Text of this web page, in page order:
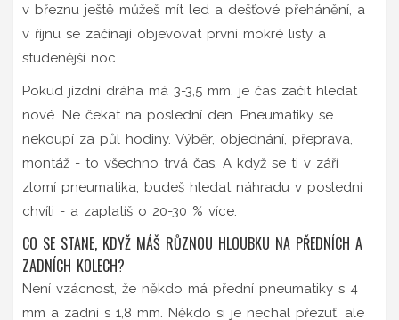
v březnu ještě můžeš mít led a dešťové přehánění, a
v říjnu se začínají objevovat první mokré listy a
studenější noc.
Pokud jízdní dráha má 3-3,5 mm, je čas začít hledat
nové. Ne čekat na poslední den. Pneumatiky se
nekoupí za půl hodiny. Výběr, objednání, přeprava,
montáž - to všechno trvá čas. A když se ti v září
zlomí pneumatika, budeš hledat náhradu v poslední
chvíli - a zaplatíš o 20-30 % více.
CO SE STANE, KDYŽ MÁŠ RŮZNOU HLOUBKU NA PŘEDNÍCH A
ZADNÍCH KOLECH?
Není vzácnost, že někdo má přední pneumatiky s 4
mm a zadní s 1,8 mm. Někdo si je nechal přezuť, ale